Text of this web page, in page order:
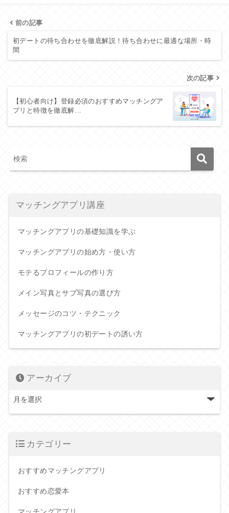
前の記事
初デートの待ち合わせを徹底解説！待ち合わせに最適な場所・時
間
次の記事
【初心者向け】登録必須のおすすめマッチングア
プリと特徴を徹底解…
マッチングアプリ講座
マッチングアプリの基礎知識を学ぶ
マッチングアプリの始め方・使い方
モテるプロフィールの作り方
メイン写真とサブ写真の選び方
メッセージのコツ・テクニック
マッチングアプリの初デートの誘い方
アーカイブ
カテゴリー
おすすめマッチングアプリ
おすすめ恋愛本
マッチングアプリ